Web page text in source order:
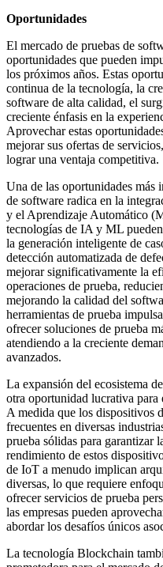
Oportunidades
El mercado de pruebas de
oportunidades que pueden
los próximos años. Estas
continua de la tecnología, la
software de alta calidad, el
creciente énfasis en la
Aprovechar estas
mejorar sus ofertas de
lograr una ventaja competitiva.
Una de las oportunidades más
de software radica en la
y el Aprendizaje Automático
tecnologías de IA y ML
la generación inteligente de
detección automatizada de
mejorar significativamente la
operaciones de prueba,
mejorando la calidad del
herramientas de prueba
ofrecer soluciones de prueba
atendiendo a la creciente
avanzados.
La expansión del ecosistema
otra oportunidad lucrativa para
A medida que los dispositivos
frecuentes en diversas
prueba sólidas para garantizar
rendimiento de estos
de IoT a menudo implican
diversas, lo que requiere
ofrecer servicios de prueba
las empresas pueden
abordar los desafíos únicos
La tecnología Blockchain